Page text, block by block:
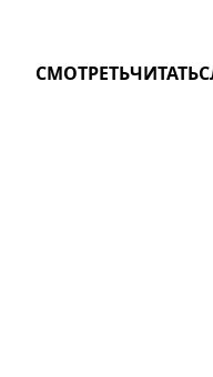
СМОТРЕТЬЧИТАТЬ